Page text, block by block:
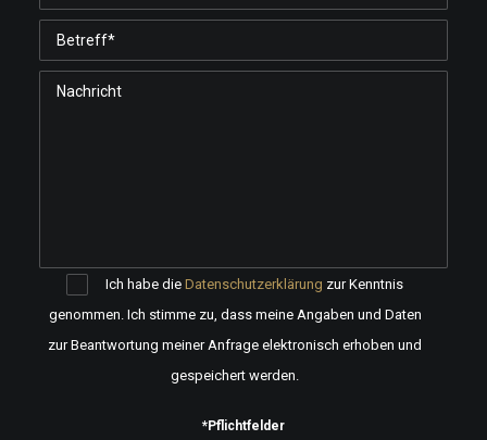
Ich habe die Datenschutzerklärung zur Kenntnis
genommen. Ich stimme zu, dass meine Angaben und Daten
zur Beantwortung meiner Anfrage elektronisch erhoben und
gespeichert werden.
*Pflichtfelder